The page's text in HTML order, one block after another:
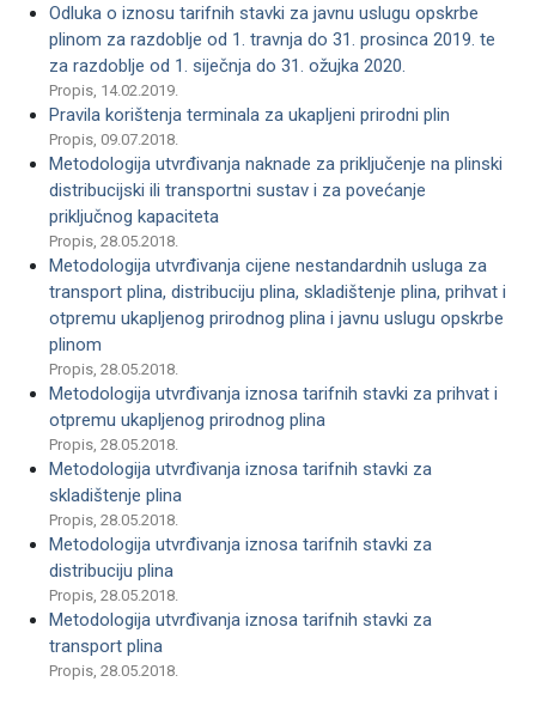
Odluka o iznosu tarifnih stavki za javnu uslugu opskrbe
plinom za razdoblje od 1. travnja do 31. prosinca 2019. te
za razdoblje od 1. siječnja do 31. ožujka 2020.
Propis, 14.02.2019.
Pravila korištenja terminala za ukapljeni prirodni plin
Propis, 09.07.2018.
Metodologija utvrđivanja naknade za priključenje na plinski
distribucijski ili transportni sustav i za povećanje
priključnog kapaciteta
Propis, 28.05.2018.
Metodologija utvrđivanja cijene nestandardnih usluga za
transport plina, distribuciju plina, skladištenje plina, prihvat i
otpremu ukapljenog prirodnog plina i javnu uslugu opskrbe
plinom
Propis, 28.05.2018.
Metodologija utvrđivanja iznosa tarifnih stavki za prihvat i
otpremu ukapljenog prirodnog plina
Propis, 28.05.2018.
Metodologija utvrđivanja iznosa tarifnih stavki za
skladištenje plina
Propis, 28.05.2018.
Metodologija utvrđivanja iznosa tarifnih stavki za
distribuciju plina
Propis, 28.05.2018.
Metodologija utvrđivanja iznosa tarifnih stavki za
transport plina
Propis, 28.05.2018.